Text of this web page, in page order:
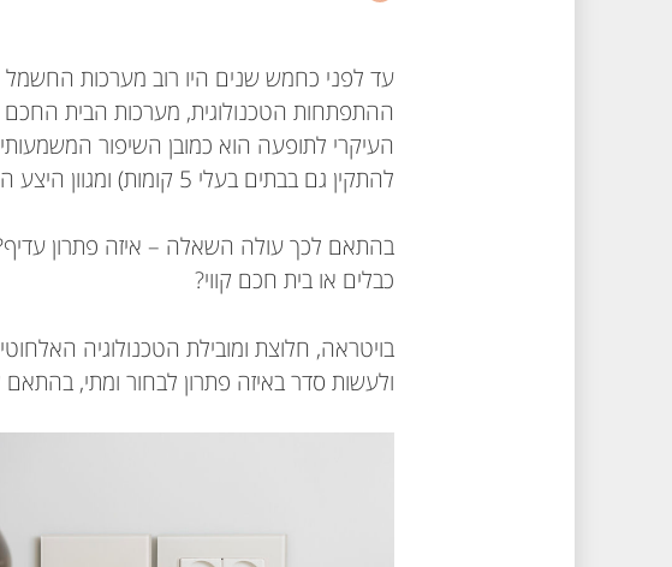
עד לפני כחמש שנים היו רוב מערכות החשמל
ההתפתחות הטכנולוגית, מערכות הבית החכם
העיקרי לתופעה הוא כמובן השיפור המשמעותי
להתקין גם בבתים בעלי 5 קומות) ומגוון היצע הפתרונות.
בהתאם לכך עולה השאלה – איזה פתרון
כבלים או בית חכם קווי?
בויטראה, חלוצת ומובילת הטכנולוגיה
ולעשות סדר באיזה פתרון לבחור ומתי, בהתאם